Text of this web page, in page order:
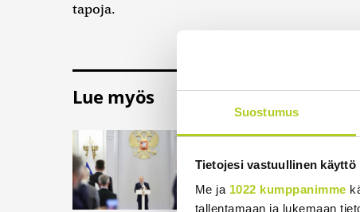
Suostumus
Tietojesi vastuullinen käyttö
Me ja 1022 kumppanimme
tallentamaan ja lukemaan
tapoja.
Lue myös
Essee: Putinin
Voiko filosofi
pohtii Pekka